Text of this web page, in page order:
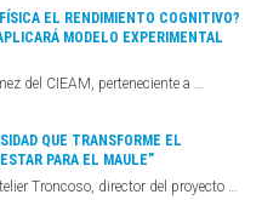
EL RENDIMIENTO COGNITIVO?
MODELO EXPERIMENTAL
del CIEAM, perteneciente a …
QUE TRANSFORME EL
PARA EL MAULE”
Troncoso, director del proyecto …